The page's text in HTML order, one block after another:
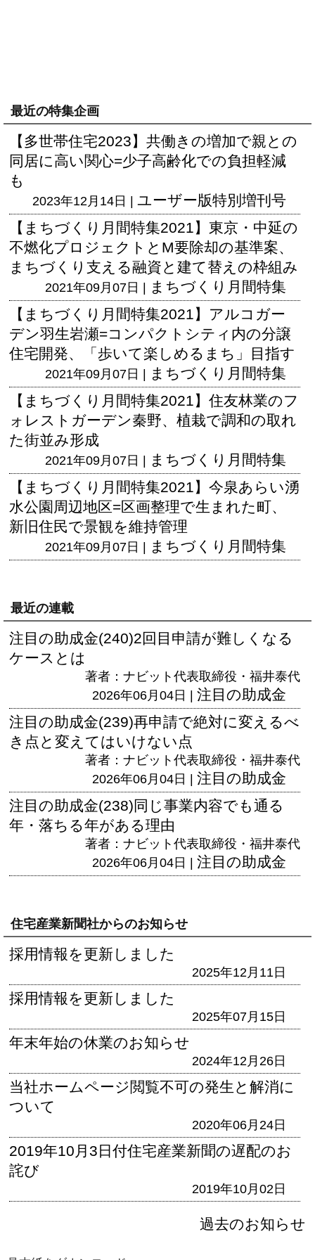
最近の特集企画
【多世帯住宅2023】共働きの増加で親との
同居に高い関心=少子高齢化での負担軽減
も
2023年12月14日 | ユーザー版特別増刊号
【まちづくり月間特集2021】東京・中延の
不燃化プロジェクトとM要除却の基準案、
まちづくり支える融資と建て替えの枠組み
2021年09月07日 | まちづくり月間特集
【まちづくり月間特集2021】アルコガー
デン羽生岩瀬=コンパクトシティ内の分譲
住宅開発、「歩いて楽しめるまち」目指す
2021年09月07日 | まちづくり月間特集
【まちづくり月間特集2021】住友林業のフ
ォレストガーデン秦野、植栽で調和の取れ
た街並み形成
2021年09月07日 | まちづくり月間特集
【まちづくり月間特集2021】今泉あらい湧
水公園周辺地区=区画整理で生まれた町、
新旧住民で景観を維持管理
2021年09月07日 | まちづくり月間特集
最近の連載
注目の助成金(240)2回目申請が難しくなる
ケースとは
著者：ナビット代表取締役・福井泰代
2026年06月04日 | 注目の助成金
注目の助成金(239)再申請で絶対に変えるべ
き点と変えてはいけない点
著者：ナビット代表取締役・福井泰代
2026年06月04日 | 注目の助成金
注目の助成金(238)同じ事業内容でも通る
年・落ちる年がある理由
著者：ナビット代表取締役・福井泰代
2026年06月04日 | 注目の助成金
住宅産業新聞社からのお知らせ
採用情報を更新しました
2025年12月11日
採用情報を更新しました
2025年07月15日
年末年始の休業のお知らせ
2024年12月26日
当社ホームページ閲覧不可の発生と解消に
ついて
2020年06月24日
2019年10月3日付住宅産業新聞の遅配のお
詫び
2019年10月02日
過去のお知らせ